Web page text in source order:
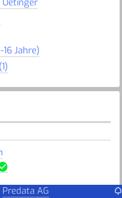
Jahre)
Predata AG